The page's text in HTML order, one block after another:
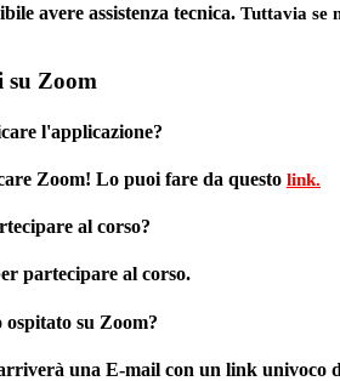
avere assistenza tecnica. Tuttavia se
su Zoom
l'applicazione?
Zoom! Lo puoi fare da questo link.
al corso?
partecipare al corso.
ospitato su Zoom?
una E-mail con un link univoco